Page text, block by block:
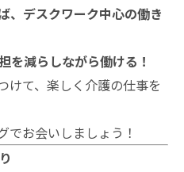
、デスクワーク中心の働き
を減らしながら働ける！
けて、楽しく介護の仕事を
でお会いしましょう！